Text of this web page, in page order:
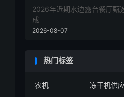
2026年近期水边露台餐厅甄
成
2026-08-07
热门标签
农机 冻干机供